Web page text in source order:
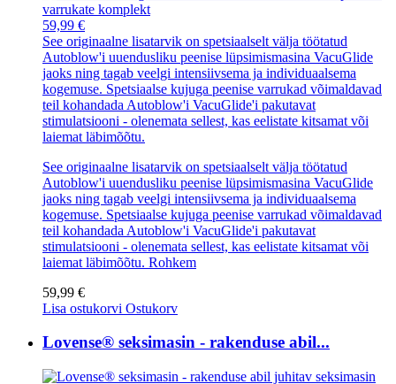
59,99 €
See originaalne lisatarvik on spetsiaalselt välja töötatud
Autoblow'i uuendusliku peenise lüpsimismasina VacuGlide
jaoks ning tagab veelgi intensiivsema ja individuaalsema
kogemuse. Spetsiaalse kujuga peenise varrukad võimaldavad
teil kohandada Autoblow'i VacuGlide'i pakutavat
stimulatsiooni - olenemata sellest, kas eelistate kitsamat või
laiemat läbimõõtu.
See originaalne lisatarvik on spetsiaalselt välja töötatud
Autoblow'i uuendusliku peenise lüpsimismasina VacuGlide
jaoks ning tagab veelgi intensiivsema ja individuaalsema
kogemuse. Spetsiaalse kujuga peenise varrukad võimaldavad
teil kohandada Autoblow'i VacuGlide'i pakutavat
stimulatsiooni - olenemata sellest, kas eelistate kitsamat või
laiemat läbimõõtu. Rohkem
59,99 €
Lisa ostukorvi Ostukorv
Lovense® seksimasin - rakenduse abil...